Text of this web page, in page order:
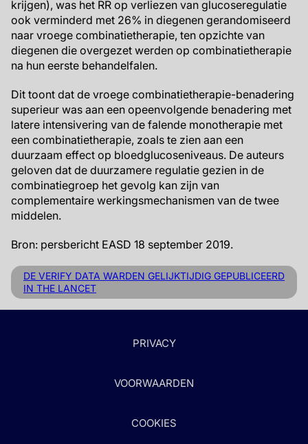
krijgen), was het RR op verliezen van glucoseregulatie
ook verminderd met 26% in diegenen gerandomiseerd
naar vroege combinatietherapie, ten opzichte van
diegenen die overgezet werden op combinatietherapie
na hun eerste behandelfalen.
Dit toont dat de vroege combinatietherapie-benadering
superieur was aan een opeenvolgende benadering met
latere intensivering van de falende monotherapie met
een combinatietherapie, zoals te zien aan een
duurzaam effect op bloedglucoseniveaus. De auteurs
geloven dat de duurzamere regulatie gezien in de
combinatiegroep het gevolg kan zijn van
complementaire werkingsmechanismen van de twee
middelen.
Bron: persbericht EASD 18 september 2019.
DE VERIFY DATA WARDEN GELIJKTIJDIG GEPUBLICEERD
IN THE LANCET
PRIVACY
VOORWAARDEN
COOKIES